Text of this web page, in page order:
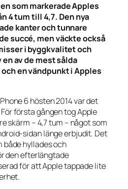
som markerade Apples
4 tum till 4,7. Den nya
kanter och tunnare
succé, men väckte också
i byggkvalitet och
av de mest sålda
en vändpunkt i Apples
6 hösten 2014 var det
första gången tog Apple
skärm – 4,7 tum – något som
sidan länge erbjudit. Det
både hyllades och
den efterlängtade
för att Apple tappade lite